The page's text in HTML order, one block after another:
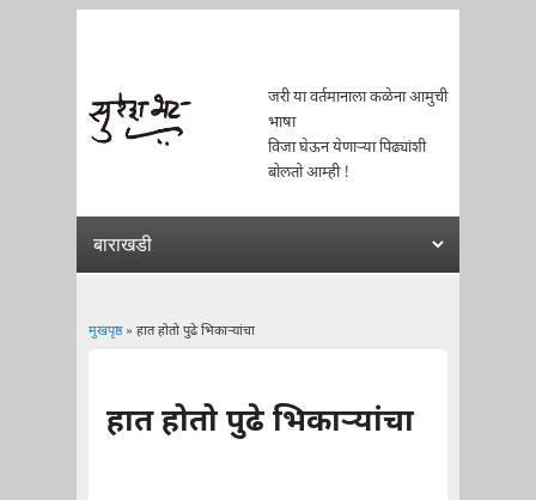
जरी या वर्तमानाला कळेना आमुची
भाषा
विजा घेऊन येणाऱ्या पिढ्यांशी
बोलतो आम्ही !
मुखपृष्ठ» हात होतो पुढे भिकार्‍यांचा
हात होतो पुढे भिकार्‍यांचा